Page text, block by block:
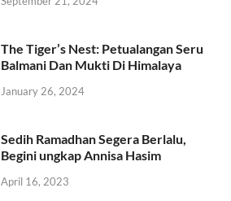
The Tiger’s Nest: Petualangan Seru
Balmani Dan Mukti Di Himalaya
January 26, 2024
Sedih Ramadhan Segera Berlalu,
Begini ungkap Annisa Hasim
April 16, 2023